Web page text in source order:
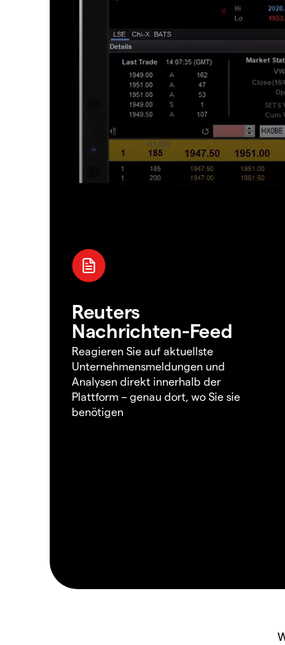
Reuters
Nachrichten-Feed
Reagieren Sie auf aktuellste
Unternehmensmeldungen und
Analysen direkt innerhalb der
Plattform – genau dort, wo Sie sie
benötigen